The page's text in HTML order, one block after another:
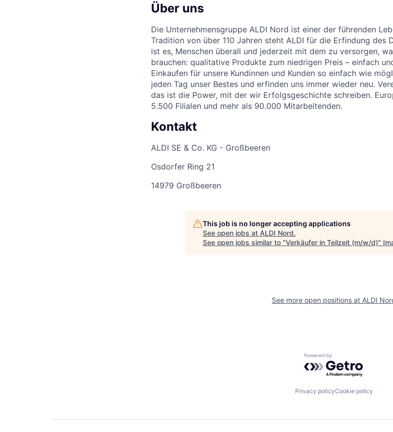
Über uns
Die Unternehmensgruppe ALDI Nord ist einer der führenden
Tradition von über 110 Jahren steht ALDI für die Erfindung des
ist es, Menschen überall und jederzeit mit dem zu versorgen,
brauchen: qualitative Produkte zum niedrigen Preis – einfach
Einkaufen für unsere Kundinnen und Kunden so einfach wie
jeden Tag unser Bestes und erfinden uns immer wieder neu.
das ist die Power, mit der wir Erfolgsgeschichte schreiben.
5.500 Filialen und mehr als 90.000 Mitarbeitenden.
Kontakt
ALDI SE & Co. KG - Großbeeren
Osdorfer Ring 21
14979 Großbeeren
This job is no longer accepting applications
See open jobs at ALDI Nord.
See open jobs similar to "Verkäufer in Teilzeit (m/w/d)"
See more open positions at ALDI
Powered by Getro.com
Privacy policyCookie policy